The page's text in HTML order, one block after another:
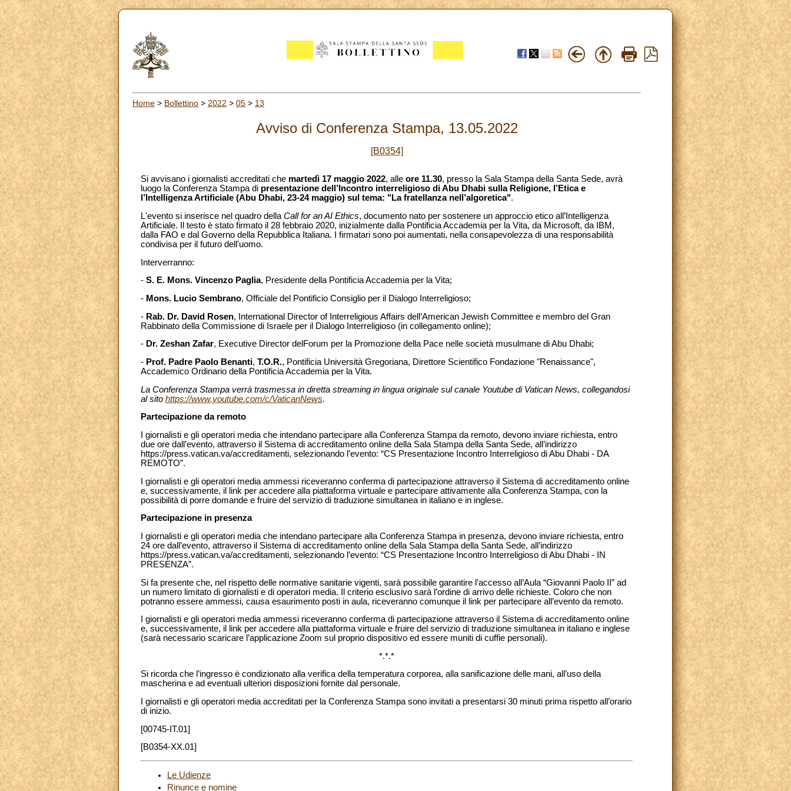
Home > Bollettino > 2022 > 05 > 13
Avviso di Conferenza Stampa, 13.05.2022
[B0354]
Si avvisano i giornalisti accreditati che martedì 17 maggio 2022, alle ore 11.30, presso la Sala Stampa della Santa Sede, avrà
luogo la Conferenza Stampa di presentazione dell’Incontro interreligioso di Abu Dhabi sulla Religione, l’Etica e
l’Intelligenza Artificiale (Abu Dhabi, 23-24 maggio) sul tema: "La fratellanza nell’algoretica".
L'evento si inserisce nel quadro della Call for an AI Ethics, documento nato per sostenere un approccio etico all’Intelligenza
Artificiale. Il testo è stato firmato il 28 febbraio 2020, inizialmente dalla Pontificia Accademia per la Vita, da Microsoft, da IBM,
dalla FAO e dal Governo della Repubblica Italiana. I firmatari sono poi aumentati, nella consapevolezza di una responsabilità
condivisa per il futuro dell'uomo.
Interverranno:
- S. E. Mons. Vincenzo Paglia, Presidente della Pontificia Accademia per la Vita;
- Mons. Lucio Sembrano, Officiale del Pontificio Consiglio per il Dialogo Interreligioso;
- Rab. Dr. David Rosen, International Director of Interreligious Affairs dell’American Jewish Committee e membro del Gran
Rabbinato della Commissione di Israele per il Dialogo Interreligioso (in collegamento online);
- Dr. Zeshan Zafar, Executive Director delForum per la Promozione della Pace nelle società musulmane di Abu Dhabi;
- Prof. Padre Paolo Benanti, T.O.R., Pontificia Università Gregoriana, Direttore Scientifico Fondazione "Renaissance",
Accademico Ordinario della Pontificia Accademia per la Vita.
La Conferenza Stampa verrà trasmessa in diretta streaming in lingua originale sul canale Youtube di Vatican News, collegandosi
al sito https://www.youtube.com/c/VaticanNews.
Partecipazione da remoto
I giornalisti e gli operatori media che intendano partecipare alla Conferenza Stampa da remoto, devono inviare richiesta, entro
due ore dall’evento, attraverso il Sistema di accreditamento online della Sala Stampa della Santa Sede, all’indirizzo
https://press.vatican.va/accreditamenti, selezionando l’evento: “CS Presentazione Incontro Interreligioso di Abu Dhabi - DA
REMOTO”.
I giornalisti e gli operatori media ammessi riceveranno conferma di partecipazione attraverso il Sistema di accreditamento online
e, successivamente, il link per accedere alla piattaforma virtuale e partecipare attivamente alla Conferenza Stampa, con la
possibilità di porre domande e fruire del servizio di traduzione simultanea in italiano e in inglese.
Partecipazione in presenza
I giornalisti e gli operatori media che intendano partecipare alla Conferenza Stampa in presenza, devono inviare richiesta, entro
24 ore dall’evento, attraverso il Sistema di accreditamento online della Sala Stampa della Santa Sede, all’indirizzo
https://press.vatican.va/accreditamenti, selezionando l’evento: “CS Presentazione Incontro Interreligioso di Abu Dhabi - IN
PRESENZA”.
Si fa presente che, nel rispetto delle normative sanitarie vigenti, sarà possibile garantire l’accesso all’Aula “Giovanni Paolo II” ad
un numero limitato di giornalisti e di operatori media. Il criterio esclusivo sarà l’ordine di arrivo delle richieste. Coloro che non
potranno essere ammessi, causa esaurimento posti in aula, riceveranno comunque il link per partecipare all’evento da remoto.
I giornalisti e gli operatori media ammessi riceveranno conferma di partecipazione attraverso il Sistema di accreditamento online
e, successivamente, il link per accedere alla piattaforma virtuale e fruire del servizio di traduzione simultanea in italiano e inglese
(sarà necessario scaricare l’applicazione Zoom sul proprio dispositivo ed essere muniti di cuffie personali).
*.*.*
Si ricorda che l’ingresso è condizionato alla verifica della temperatura corporea, alla sanificazione delle mani, all’uso della
mascherina e ad eventuali ulteriori disposizioni fornite dal personale.
I giornalisti e gli operatori media accreditati per la Conferenza Stampa sono invitati a presentarsi 30 minuti prima rispetto all’orario
di inizio.
[00745-IT.01]
[B0354-XX.01]
Le Udienze
Rinunce e nomine